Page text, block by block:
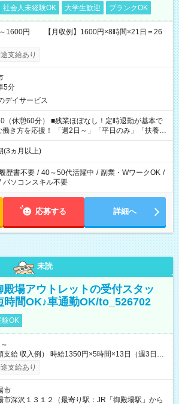
社会人未経験OK 大学生歓迎 ブランクOK
1600円 【月収例】1600円×8時間×21日＝26
支給あり
5分
デイサービス
（休憩60分） ■残業ほぼなし！定時退勤が基本で
働き方を応援！ 「週2日～」「平日のみ」「扶養内
あなたの生活に合わせた相談が可能。 無理な連勤
ので、自分のペースを大切にしながら、長く安心
、主婦（夫）の方も無理なく続けていただけま
(3ヵ月以上)
履歴書不要 / 40～50代活躍中 / 副業・WワークOK /
パソコンスキル不要
応募する 詳細へ
未読
殿場アウトレットの受付スタッ
間OK♪車通勤OK/to_526702
験OK
間×13日（週3日）
以上可！ ※勤務日数は一例 【試用期間】試用
期間の長さ：2ヶ月 雇用形態、給与は本採用時と
支給あり
市
市深沢１３１２（最寄り駅：JR「御殿場駅」から